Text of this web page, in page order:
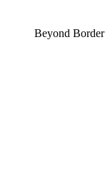
Beyond Border